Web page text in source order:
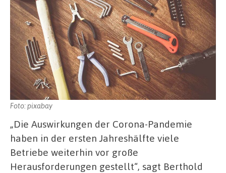
Foto: pixabay
„Die Auswirkungen der Corona-Pandemie
haben in der ersten Jahreshälfte viele
Betriebe weiterhin vor große
Herausforderungen gestellt“, sagt Berthold